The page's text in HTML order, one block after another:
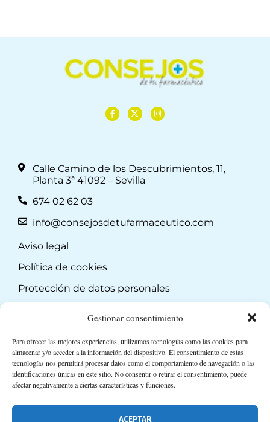
Gestionar consentimiento
Para ofrecer las mejores experiencias, utilizamos tecnologías como las cookies para
almacenar y/o acceder a la información del dispositivo. El consentimiento de estas
tecnologías nos permitirá procesar datos como el comportamiento de navegación o las
identificaciones únicas en este sitio. No consentir o retirar el consentimiento, puede
afectar negativamente a ciertas características y funciones.
ACEPTAR
Calle Camino de los Descubrimientos, 11,
Planta 3ª 41092 – Sevilla
674 02 62 03
info@consejosdetufarmaceutico.com
Aviso legal
Política de cookies
Protección de datos personales